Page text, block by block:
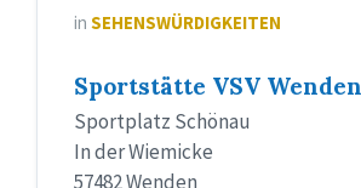
in SEHENSWÜRDIGKEITEN
Sportstätte VSV Wenden
Sportplatz Schönau
In der Wiemicke
57482 Wenden